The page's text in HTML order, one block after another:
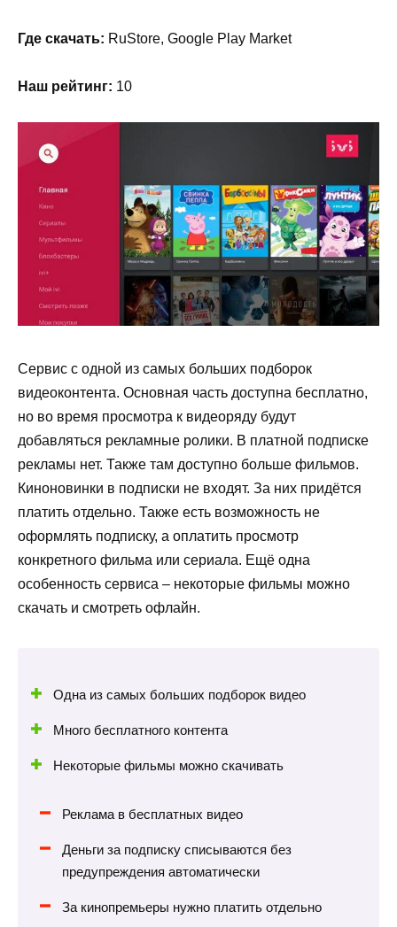
Где скачать: RuStore, Google Play Market
Наш рейтинг: 10
Сервис с одной из самых больших подборок
видеоконтента. Основная часть доступна бесплатно,
но во время просмотра к видеоряду будут
добавляться рекламные ролики. В платной подписке
рекламы нет. Также там доступно больше фильмов.
Киноновинки в подписки не входят. За них придётся
платить отдельно. Также есть возможность не
оформлять подписку, а оплатить просмотр
конкретного фильма или сериала. Ещё одна
особенность сервиса – некоторые фильмы можно
скачать и смотреть офлайн.
Одна из самых больших подборок видео
Много бесплатного контента
Некоторые фильмы можно скачивать
Реклама в бесплатных видео
Деньги за подписку списываются без
предупреждения автоматически
За кинопремьеры нужно платить отдельно